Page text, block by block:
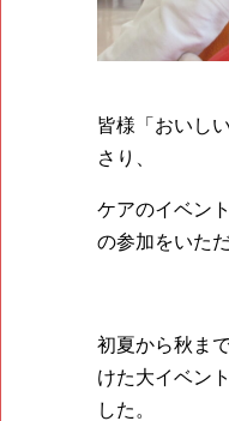
皆様「おいし
さり、
ケアのイベン
の参加をいた
初夏から秋ま
けた大イベン
した。